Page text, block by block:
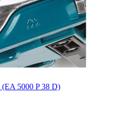
5000 P 38 D)